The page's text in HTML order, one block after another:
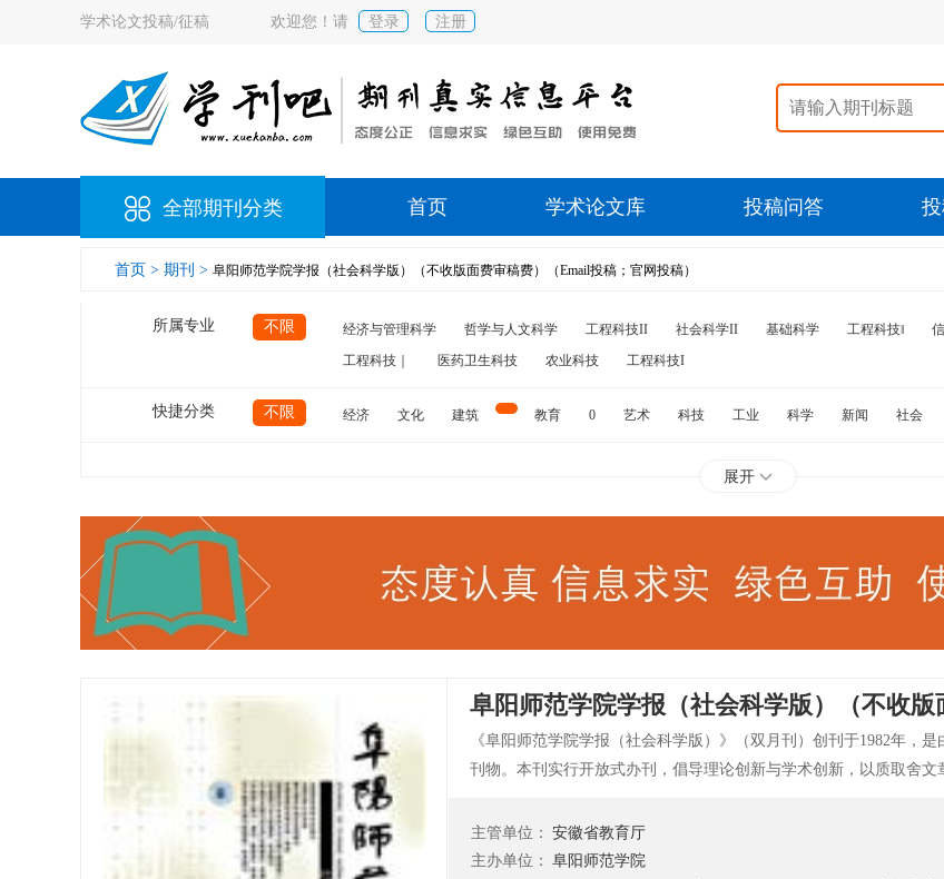
学术论文投稿/征稿 欢迎您！请 登录 注册
全部期刊分类 首页 学术论文库 投稿问答
首页 > 期刊 > 阜阳师范学院学报（社会科学版）（不收版面费审稿费）（Email投稿；官网投稿）
所属专业 不限 经济与管理科学 哲学与人文科学 工程科技II 社会科学II 基础科学 工程科技‖
工程科技｜
医药卫生科技 农业科技 工程科技I
快捷分类 不限 经济 文化 建筑 教育 0 艺术 科技 工业 科学 新闻 社会
展开
阜阳师范学院学报（社会科学版）（不收版
《阜阳师范学院学报（社会科学版）》（双月刊）创刊于1982年，
刊物。本刊实行开放式办刊，倡导理论创新与学术创新，以质取舍文
社会学。
主管单位： 安徽省教育厅
主办单位： 阜阳师范学院